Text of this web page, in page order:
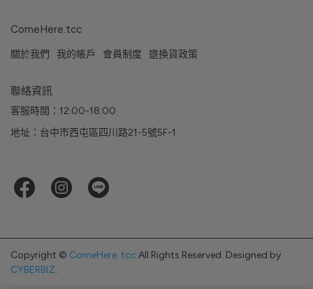
ComeHere.tcc
關於我們 我的帳戶 會員制度 退換貨政策
聯絡資訊
客服時間：12:00-18:00
地址：台中市西屯區四川路21-5號5F-1
Copyright © ComeHere. tcc All Rights Reserved. Designed by
CYBERBIZ.